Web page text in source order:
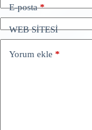
E-posta*
WEB SİTESİ
Yorum ekle *